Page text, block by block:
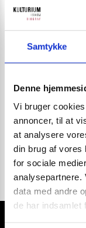
Samtykke
Denne
Vi bruger
annoncer, til at
at analysere
din brug af vores
for sociale
analysepartnere.
data med andre
de har indsamlet
VoksenNyt
Få nyheder og
arrangementer for
Nyheder fra
meget mere.